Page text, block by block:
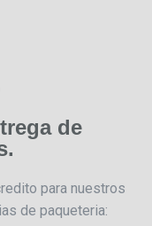
de
para nuestros
de paqueteria: